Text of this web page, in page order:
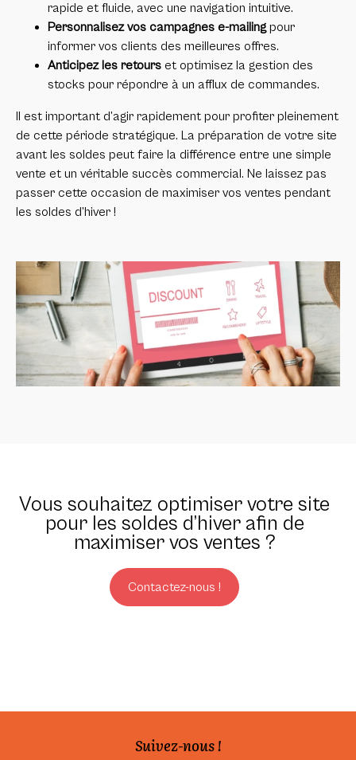
rapide et fluide, avec une navigation intuitive.
Personnalisez vos campagnes e-mailingpour
informer vos clients des meilleures offres.
Anticipez les retourset optimisez la gestion des
stocks pour répondre à un afflux de commandes.
Il est important d’agir rapidement pour profiter pleinement
de cette période stratégique. La préparation de votre site
avant les soldes peut faire la différence entre une simple
vente et un véritable succès commercial. Ne laissez pas
passer cette occasion de maximiser vos ventes pendant
les soldes d’hiver !
Vous souhaitez optimiser votre site
pour les soldes d’hiver afin de
maximiser vos ventes ?
Contactez-nous !
Suivez-nous !